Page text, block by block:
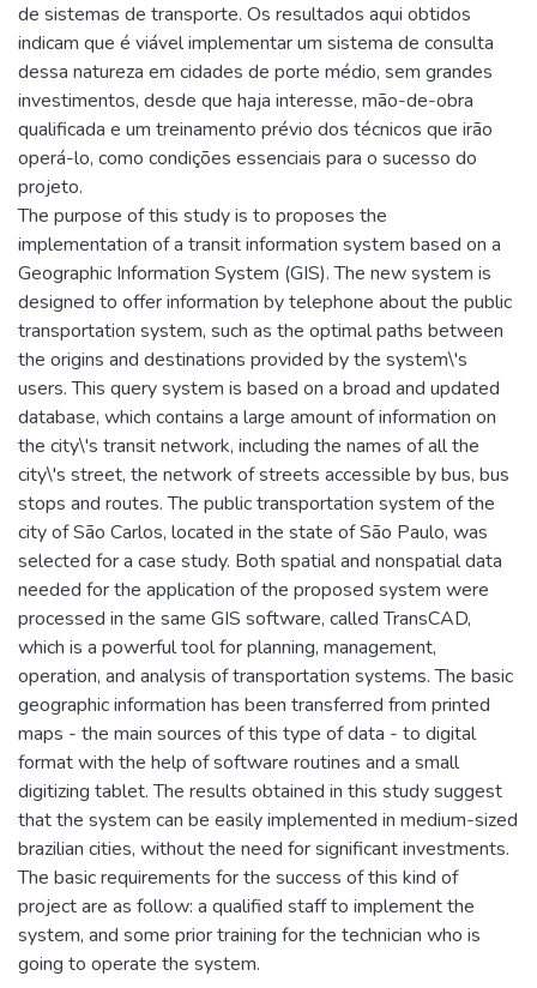
de sistemas de transporte. Os resultados aqui obtidos
indicam que é viável implementar um sistema de consulta
dessa natureza em cidades de porte médio, sem grandes
investimentos, desde que haja interesse, mão-de-obra
qualificada e um treinamento prévio dos técnicos que irão
operá-lo, como condições essenciais para o sucesso do
projeto.
The purpose of this study is to proposes the
implementation of a transit information system based on a
Geographic Information System (GIS). The new system is
designed to offer information by telephone about the public
transportation system, such as the optimal paths between
the origins and destinations provided by the system\'s
users. This query system is based on a broad and updated
database, which contains a large amount of information on
the city\'s transit network, including the names of all the
city\'s street, the network of streets accessible by bus, bus
stops and routes. The public transportation system of the
city of São Carlos, located in the state of São Paulo, was
selected for a case study. Both spatial and nonspatial data
needed for the application of the proposed system were
processed in the same GIS software, called TransCAD,
which is a powerful tool for planning, management,
operation, and analysis of transportation systems. The basic
geographic information has been transferred from printed
maps - the main sources of this type of data - to digital
format with the help of software routines and a small
digitizing tablet. The results obtained in this study suggest
that the system can be easily implemented in medium-sized
brazilian cities, without the need for significant investments.
The basic requirements for the success of this kind of
project are as follow: a qualified staff to implement the
system, and some prior training for the technician who is
going to operate the system.